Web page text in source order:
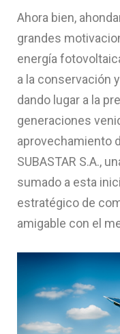
Ahora bien,
grandes
energía
a la conservación
dando lugar a la
generaciones
aprovechamiento
SUBASTAR S.A.,
sumado a esta
estratégico de
amigable con el